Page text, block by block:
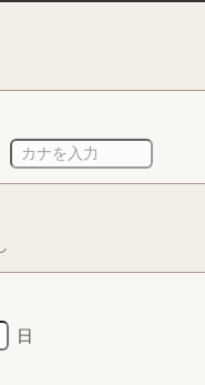
日